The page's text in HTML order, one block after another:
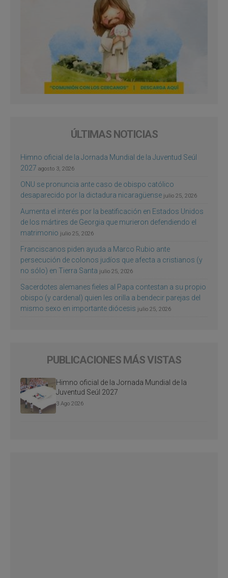
ÚLTIMAS NOTICIAS
Himno oficial de la Jornada Mundial de la Juventud Seúl
2027 agosto 3, 2026
ONU se pronuncia ante caso de obispo católico
desaparecido por la dictadura nicaragüense julio 25, 2026
Aumenta el interés por la beatificación en Estados Unidos
de los mártires de Georgia que murieron defendiendo el
matrimonio julio 25, 2026
Franciscanos piden ayuda a Marco Rubio ante
persecución de colonos judíos que afecta a cristianos (y
no sólo) en Tierra Santa julio 25, 2026
Sacerdotes alemanes fieles al Papa contestan a su propio
obispo (y cardenal) quien les orilla a bendecir parejas del
mismo sexo en importante diócesis julio 25, 2026
PUBLICACIONES MÁS VISTAS
Himno oficial de la Jornada Mundial de la
Juventud Seúl 2027
3 Ago 2026